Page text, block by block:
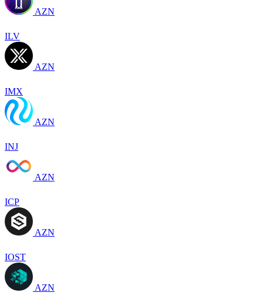
AZN
ILV
AZN
IMX
AZN
INJ
AZN
ICP
AZN
IOST
AZN